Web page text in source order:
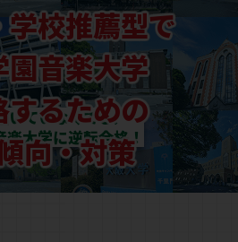
いていなくても、
楽大学に逆転合格！
校推薦型で
園音楽大学
するための
向・対策